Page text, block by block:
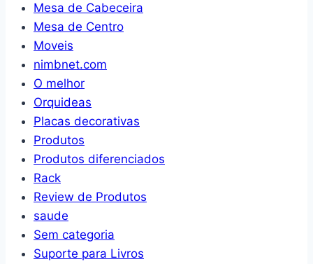
Mesa de Cabeceira
Mesa de Centro
Moveis
nimbnet.com
O melhor
Orquideas
Placas decorativas
Produtos
Produtos diferenciados
Rack
Review de Produtos
saude
Sem categoria
Suporte para Livros